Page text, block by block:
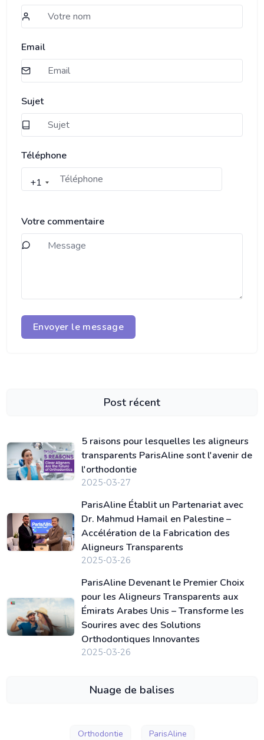
Email
Sujet
Téléphone
+1
Votre commentaire
Envoyer le message
Post récent
5 raisons pour lesquelles les aligneurs
transparents ParisAline sont l'avenir de
l'orthodontie
2025-03-27
ParisAline Établit un Partenariat avec
Dr. Mahmud Hamail en Palestine –
Accélération de la Fabrication des
Aligneurs Transparents
2025-03-26
ParisAline Devenant le Premier Choix
pour les Aligneurs Transparents aux
Émirats Arabes Unis – Transforme les
Sourires avec des Solutions
Orthodontiques Innovantes
2025-03-26
Nuage de balises
Orthodontie ParisAline